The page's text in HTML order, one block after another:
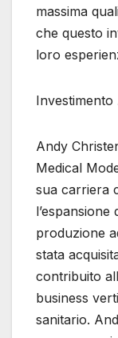
massima
che questo
loro
Investimento
Andy
Medical
sua carriera
produzione
stata
contribuito
business
sanitario.